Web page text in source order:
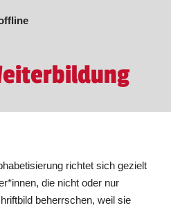
richtet sich gezielt
die nicht oder nur
beherrschen, weil sie